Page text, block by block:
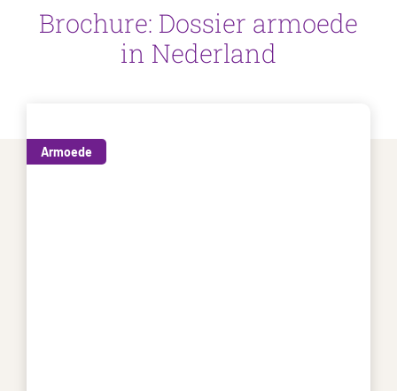
Brochure: Dossier armoede
in Nederland
Armoede